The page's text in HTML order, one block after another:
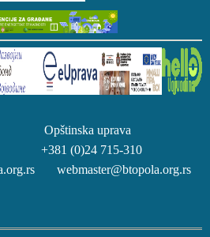
Opštinska uprava
+381 (0)24 715-310
webmaster@btopola.org.rs